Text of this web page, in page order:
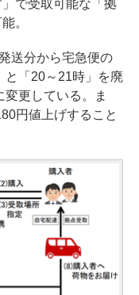
で受取可能な「拠
。
送分から宅急便の
と「20～21時」を廃
更している。ま
円値上げすること